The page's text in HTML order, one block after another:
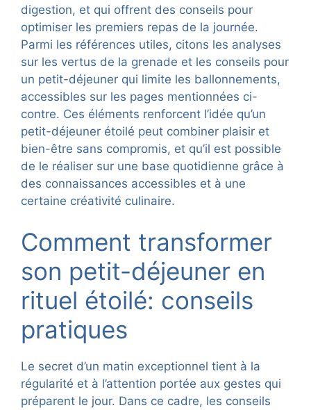
digestion, et qui offrent des conseils pour
optimiser les premiers repas de la journée.
Parmi les références utiles, citons les analyses
sur les vertus de la grenade et les conseils pour
un petit-déjeuner qui limite les ballonnements,
accessibles sur les pages mentionnées ci-
contre. Ces éléments renforcent l’idée qu’un
petit-déjeuner étoilé peut combiner plaisir et
bien-être sans compromis, et qu’il est possible
de le réaliser sur une base quotidienne grâce à
des connaissances accessibles et à une
certaine créativité culinaire.
Comment transformer
son petit-déjeuner en
rituel étoilé: conseils
pratiques
Le secret d’un matin exceptionnel tient à la
régularité et à l’attention portée aux gestes qui
préparent le jour. Dans ce cadre, les conseils